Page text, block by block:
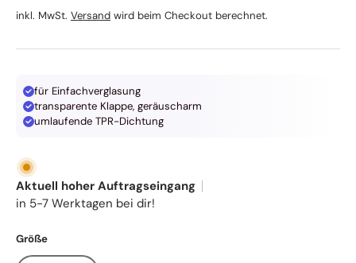
inkl. MwSt. Versand wird beim Checkout berechnet.
für Einfachverglasung
transparente Klappe, geräuscharm
umlaufende TPR-Dichtung
Aktuell hoher Auftragseingang
in 5-7 Werktagen bei dir!
Größe